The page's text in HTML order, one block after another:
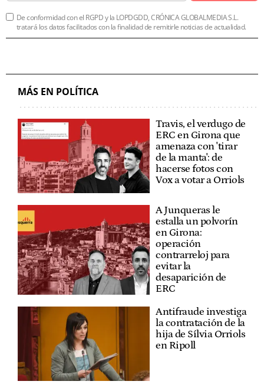
De conformidad con el RGPD y la LOPDGDD, CRÓNICA GLOBALMEDIA S.L.
tratará los datos facilitados con la finalidad de remitirle noticias de actualidad.
MÁS EN POLÍTICA
Travis, el verdugo de
ERC en Girona que
amenaza con 'tirar
de la manta': de
hacerse fotos con
Vox a votar a Orriols
A Junqueras le
estalla un polvorín
en Girona:
operación
contrarreloj para
evitar la
desaparición de
ERC
Antifraude investiga
la contratación de la
hija de Sílvia Orriols
en Ripoll